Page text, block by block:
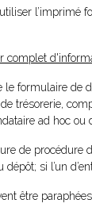
complet
le formulaire
trésorerie,
ad hoc ou
de
si l’un
être paraphées.